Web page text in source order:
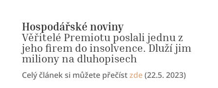
Hospodářské noviny
Věřitelé Premiotu poslali jednu z
jeho firem do insolvence. Dluží jim
miliony na dluhopisech
Celý článek si můžete přečístzde(22.5. 2023)